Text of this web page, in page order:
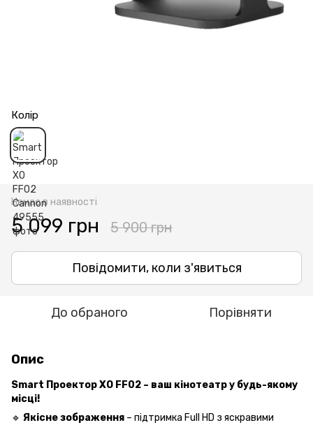
Колір
Немає в наявності
5 099 грн 5 900 грн
Повідомити, коли з'явиться
До обраного Порівняти
Опис
Smart Проектор XO FF02 – ваш кінотеатр у будь-якому
місці!
🔹 Якісне зображення – підтримка Full HD з яскравими